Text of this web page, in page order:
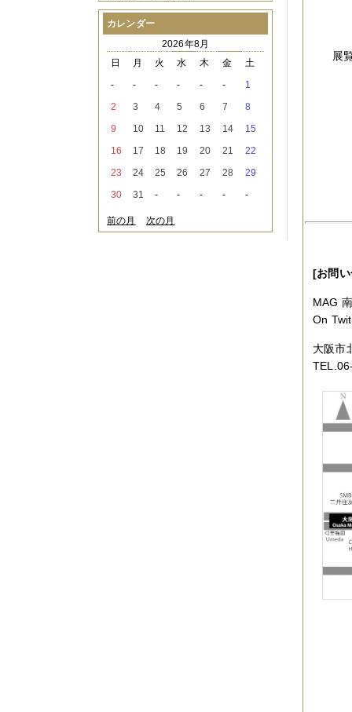
展
[お問
MAG
On
大阪市
2021年08月
2021年07月（1件）
（3件）
2021年05月（2件）
2021年02月 （1件）
2020年12月（3件）
2020年11月 （6件）
2020年09月（5件）
2020年08月
2020年06月（2件）
2020年04月（4件）
カレンダー
2026年8月
日
月 火 水 木 金
土
-
- - - - -
1
2
3 4 5 6 7
8
9
10 11 12 13 14
15
16
17 18 19 20 21
22
23
24 25 26 27 28
29
30
31 - - - - -
前の月 次の月